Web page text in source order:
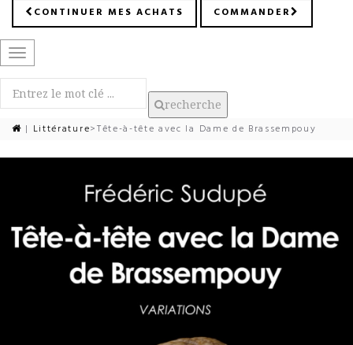
CONTINUER MES ACHATS COMMANDER
Basculer
la
navigation
recherche
| Littérature>Tête-à-tête avec la Dame de Brassempouy